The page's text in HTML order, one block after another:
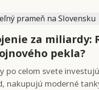
za miliardy:
pekla?
po celom svete
nakupujú moderné